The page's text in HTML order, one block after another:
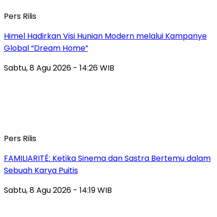
Pers Rilis
Himel Hadirkan Visi Hunian Modern melalui Kampanye
Global “Dream Home”
Sabtu, 8 Agu 2026 - 14:26 WIB
Pers Rilis
FAMILIARITÉ: Ketika Sinema dan Sastra Bertemu dalam
Sebuah Karya Puitis
Sabtu, 8 Agu 2026 - 14:19 WIB